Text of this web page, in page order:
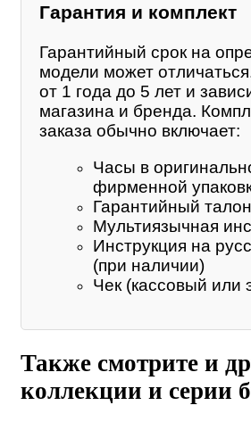
Гарантия и комплект
Гарантийный срок на
модели может
от 1 года до 5 лет и
магазина и бренда.
заказа обычно включает:
Часы в
фирменной
Гарантийный талон
Мультиязычная
Инструкция на
(при наличии)
Чек (кассовый или
Также смотрите и
коллекции и серии